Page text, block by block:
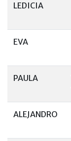
LEDICIA
EVA
PAULA
ALEJANDRO